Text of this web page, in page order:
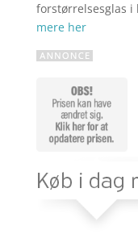
forstørrelsesglas i
mere her